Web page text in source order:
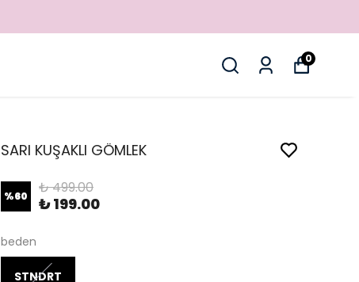
0
SARI KUŞAKLI GÖMLEK
%60 ₺ 499.00
₺ 199.00
beden
STNDRT